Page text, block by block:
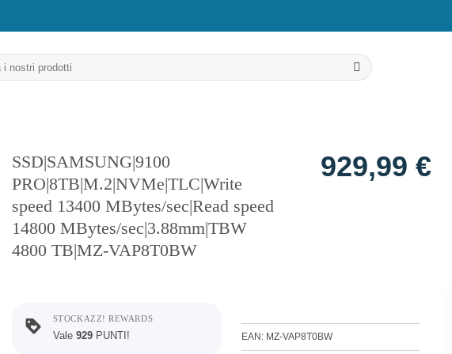
SSD|SAMSUNG|9100
PRO|8TB|M.2|NVMe|TLC|Write
speed 13400 MBytes/sec|Read speed
14800 MBytes/sec|3.88mm|TBW
4800 TB|MZ-VAP8T0BW
929,99 €
STOCKAZZ! REWARDS
Vale 929 PUNTI! EAN: MZ-VAP8T0BW